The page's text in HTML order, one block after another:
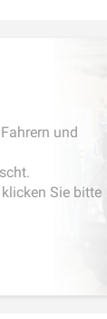
und
Sie bitte